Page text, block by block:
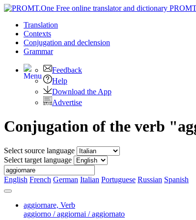
Translation
Contexts
Conjugation and declension
Grammar
Feedback
Help
Download the App
Advertise
Conjugation of the verb
Select source language
Select target language
English French German Italian Portuguese Russian Spanish
aggiornare, Verb
aggiorno / aggiornai / aggiornato